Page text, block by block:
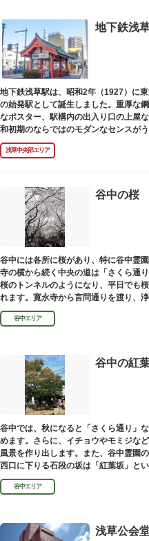
地下鉄浅
地下鉄浅草駅は、昭和2年（1927）に
の始発駅として誕生しました。重厚な
なポスター、駅構内の出入り口の上屋
和初期のならではのモダンなセンスがう
浅草中央部エリア
谷中の桜
谷中には各所に桜があり、特に谷中霊
寺の横から続く中央の道は「さくら通
桜のトンネルのようになり、平日でも
れます。寛永寺から言問通りを渡り、
100mの桜並木や、霊園内に点在する大
谷中エリア
谷中の紅
谷中では、秋になると「さくら通り」
めます。さらに、イチョウやモミジな
風景を作り出します。また、谷中霊園
西口に下りる石段の坂は「紅葉坂」と
このように命名されたという説がありま
谷中エリア
浅草公会